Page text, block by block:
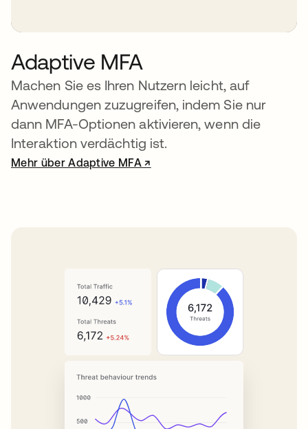
Adaptive MFA
Machen Sie es Ihren Nutzern leicht, auf
Anwendungen zuzugreifen, indem Sie nur
dann MFA-Optionen aktivieren, wenn die
Interaktion verdächtig ist.
Mehr über Adaptive MFA ↗